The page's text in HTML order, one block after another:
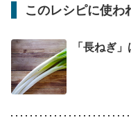
このレシピに使わ
「長ねぎ